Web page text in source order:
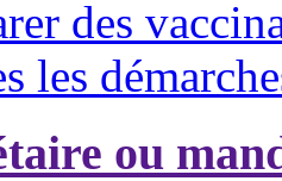
des
les
ou